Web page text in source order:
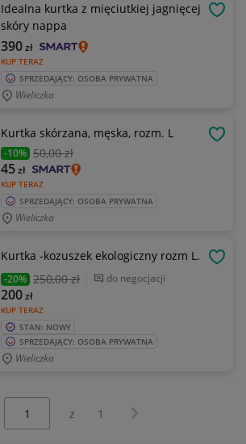
Idealna kurtka z mięciutkiej jagnięcej
skóry nappa
KUP TERAZ
390zł
SPRZEDAJĄCY: OSOBA PRYWATNA
Wieliczka
Kurtka skórzana, męska, rozm. L
-10% 50,00 zł
KUP TERAZ
45zł
SPRZEDAJĄCY: OSOBA PRYWATNA
Wieliczka
Kurtka -kozuszek ekologiczny rozm L.
-20% 250,00 zł do negocjacji
KUP TERAZ
200zł
STAN: NOWY
SPRZEDAJĄCY: OSOBA PRYWATNA
Wieliczka
z 1 Następna strona